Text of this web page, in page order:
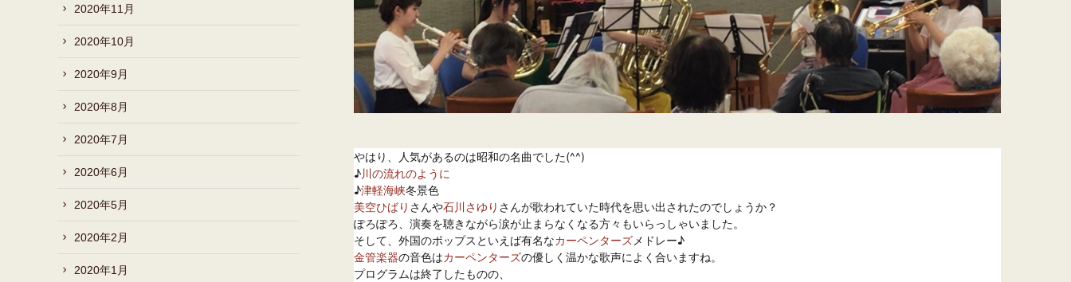
やはり、人気があるのは昭和の名曲でした(^^)
♪川の流れのように
♪津軽海峡
美空ひばり さんや石川さゆり さんが歌われていた時代を思い出されたのでしょうか？
ぽろぽろ、演奏を聴きながら涙が止まらなくなる方々もいらっしゃいました。
そして、外国のポップスといえば有名なカーペンターズ
金管楽器の音色はカーペンターズの優しく温かな歌声によく合いますね。
プログラムは終了したものの、
2020年11月
2020年10月
2020年9月
2020年8月
2020年7月
2020年6月
2020年5月
2020年2月
2020年1月